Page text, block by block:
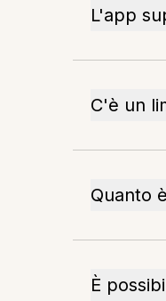
L'app
C'è un
Quanto
È